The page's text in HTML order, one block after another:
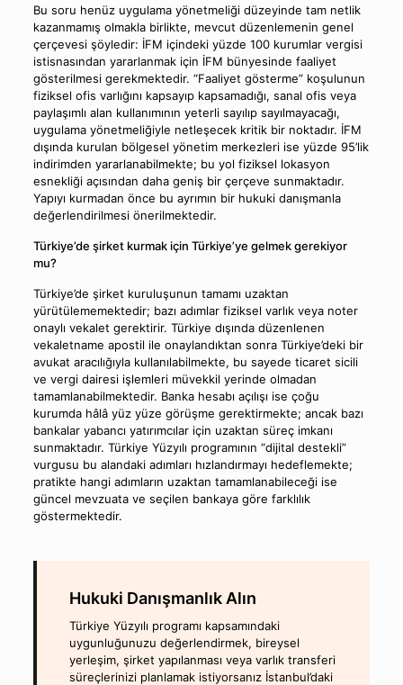
Bu soru henüz uygulama yönetmeliği düzeyinde tam netlik
kazanmamış olmakla birlikte, mevcut düzenlemenin genel
çerçevesi şöyledir: İFM içindeki yüzde 100 kurumlar vergisi
istisnasından yararlanmak için İFM bünyesinde faaliyet
gösterilmesi gerekmektedir. “Faaliyet gösterme” koşulunun
fiziksel ofis varlığını kapsayıp kapsamadığı, sanal ofis veya
paylaşımlı alan kullanımının yeterli sayılıp sayılmayacağı,
uygulama yönetmeliğiyle netleşecek kritik bir noktadır. İFM
dışında kurulan bölgesel yönetim merkezleri ise yüzde 95’lik
indirimden yararlanabilmekte; bu yol fiziksel lokasyon
esnekliği açısından daha geniş bir çerçeve sunmaktadır.
Yapıyı kurmadan önce bu ayrımın bir hukuki danışmanla
değerlendirilmesi önerilmektedir.
Türkiye’de şirket kurmak için Türkiye’ye gelmek gerekiyor
mu?
Türkiye’de şirket kuruluşunun tamamı uzaktan
yürütülememektedir; bazı adımlar fiziksel varlık veya noter
onaylı vekalet gerektirir. Türkiye dışında düzenlenen
vekaletname apostil ile onaylandıktan sonra Türkiye’deki bir
avukat aracılığıyla kullanılabilmekte, bu sayede ticaret sicili
ve vergi dairesi işlemleri müvekkil yerinde olmadan
tamamlanabilmektedir. Banka hesabı açılışı ise çoğu
kurumda hâlâ yüz yüze görüşme gerektirmekte; ancak bazı
bankalar yabancı yatırımcılar için uzaktan süreç imkanı
sunmaktadır. Türkiye Yüzyılı programının “dijital destekli”
vurgusu bu alandaki adımları hızlandırmayı hedeflemekte;
pratikte hangi adımların uzaktan tamamlanabileceği ise
güncel mevzuata ve seçilen bankaya göre farklılık
göstermektedir.
Hukuki Danışmanlık Alın
Türkiye Yüzyılı programı kapsamındaki
uygunluğunuzu değerlendirmek, bireysel
yerleşim, şirket yapılanması veya varlık transferi
süreçlerinizi planlamak istiyorsanız İstanbul’daki